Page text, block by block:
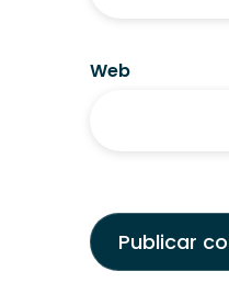
Web